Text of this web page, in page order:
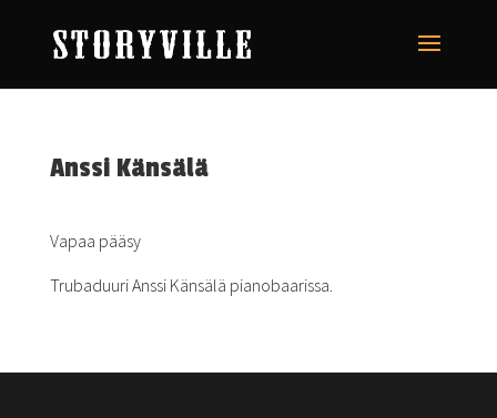
Anssi Känsälä
Vapaa pääsy
Trubaduuri Anssi Känsälä pianobaarissa.